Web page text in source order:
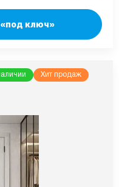
«под ключ»
Хит продаж